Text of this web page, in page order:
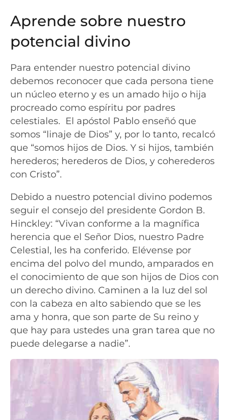
Aprende sobre nuestro
potencial divino
Para entender nuestro potencial divino
debemos reconocer que cada persona tiene
un núcleo eterno y es un amado hijo o hija
procreado como espíritu por padres
celestiales. El apóstol Pablo enseñó que
somos “linaje de Dios” y, por lo tanto, recalcó
que “somos hijos de Dios. Y si hijos, también
herederos; herederos de Dios, y coherederos
con Cristo”.
Debido a nuestro potencial divino podemos
seguir el consejo del presidente Gordon B.
Hinckley: “Vivan conforme a la magnífica
herencia que el Señor Dios, nuestro Padre
Celestial, les ha conferido. Elévense por
encima del polvo del mundo, amparados en
el conocimiento de que son hijos de Dios con
un derecho divino. Caminen a la luz del sol
con la cabeza en alto sabiendo que se les
ama y honra, que son parte de Su reino y
que hay para ustedes una gran tarea que no
puede delegarse a nadie”.